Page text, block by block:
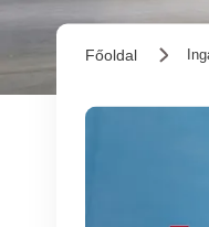
Főoldal